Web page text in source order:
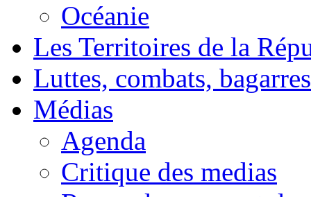
Océanie
Les Territoires de la
Luttes, combats, bagarres
Médias
Agenda
Critique des medias